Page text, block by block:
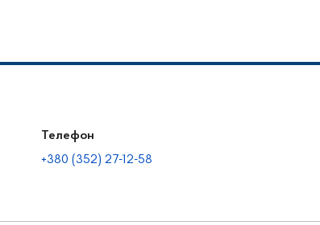
Телефон
+380 (352) 27-12-58